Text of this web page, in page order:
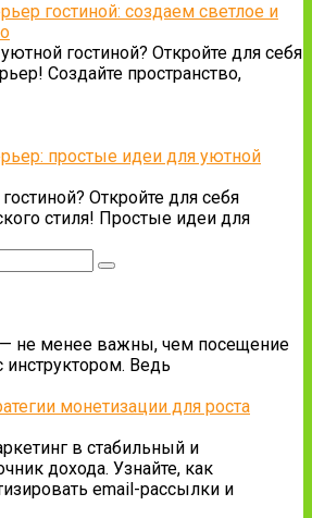
гостиной: создаем светлое и
гостиной? Откройте для себя
Создайте пространство,
простые идеи для уютной
Откройте для себя
стиля! Простые идеи для
— не менее важны, чем посещение
инструктором. Ведь
монетизации для роста
в стабильный и
дохода. Узнайте, как
email-рассылки и